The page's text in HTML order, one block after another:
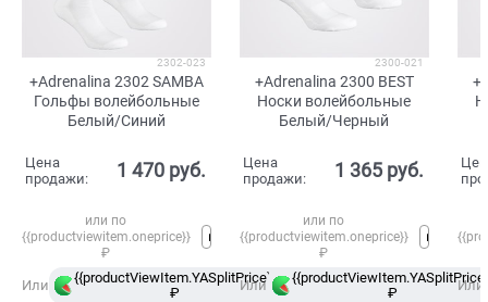
2302-023
+Adrenalina 2302 SAMBA
Гольфы волейбольные
Белый/Синий
Цена
продажи:
1 470 руб.
или по
{{productviewitem.oneprice}}
₽
Или
{{productViewItem.YASplitPrice}}
₽
в
Сплит
2300-021
+Adrenalina 2300 BEST
Носки волейбольные
Белый/Черный
Цена
продажи:
1 365 руб.
или по
{{productviewitem.oneprice}}
₽
Или
₽
Или